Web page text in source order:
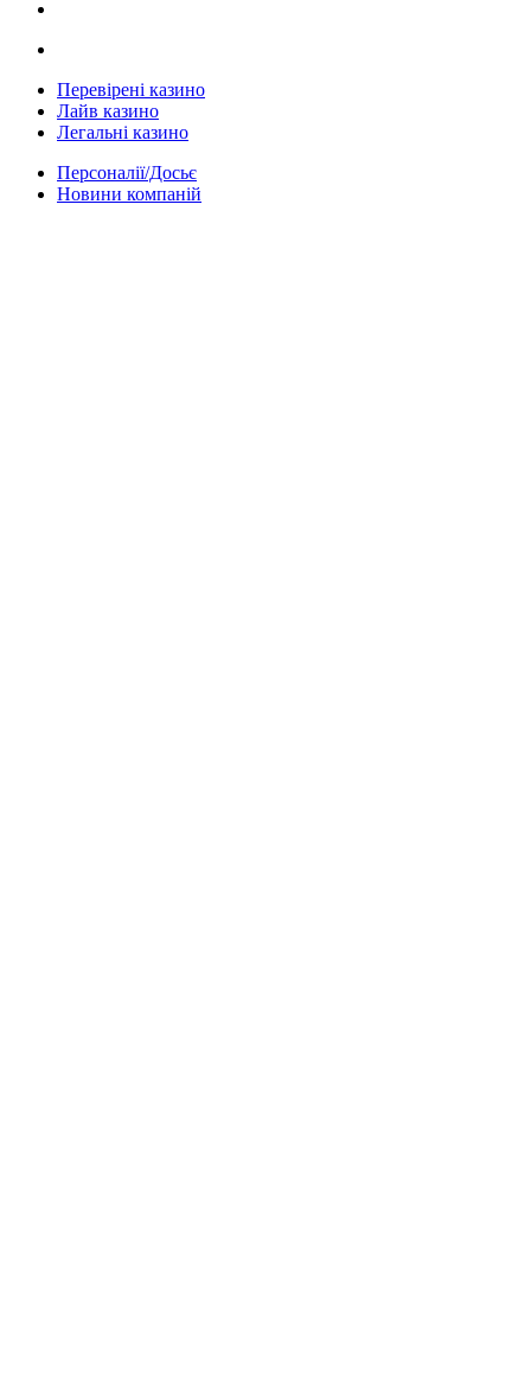
Перевірені казино
Лайв казино
Легальні казино
Персоналії/Досьє
Новини компаній